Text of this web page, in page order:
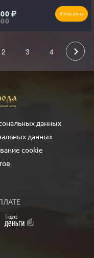
В корзину
2 3 4
данных
данных
cookie